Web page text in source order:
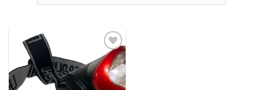
Zu den
Favoriten
hinzufügen